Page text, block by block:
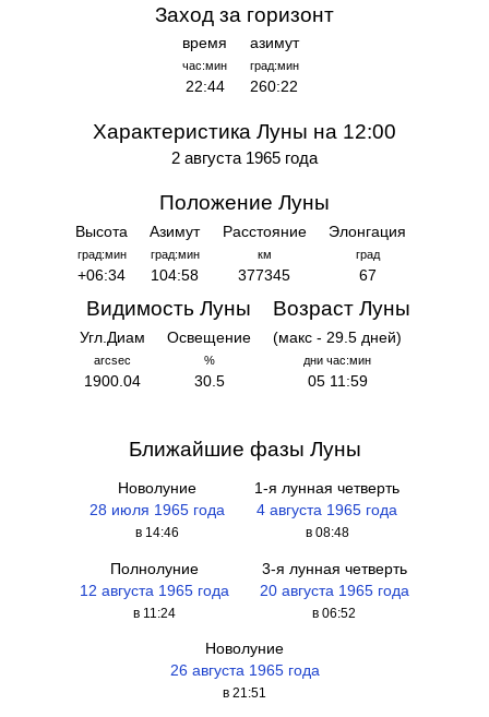
Заход за горизонт
время
час:мин
22:44
азимут
град:мин
260:22
Характеристика Луны на 12:00
2 августа 1965 года
Положение Луны
Высота
град:мин
+06:34
Азимут
град:мин
104:58
Расстояние
км
377345
Элонгация
град
67
Видимость Луны
Угл.Диам
arcsec
1900.04
Освещение
%
30.5
Возраст Луны
(макс - 29.5 дней)
дни час:мин
05 11:59
Ближайшие фазы Луны
Новолуние
28 июля 1965 года
в 14:46
1-я лунная четверть
4 августа 1965 года
в 08:48
Полнолуние
12 августа 1965 года
в 11:24
3-я лунная четверть
20 августа 1965 года
в 06:52
Новолуние
26 августа 1965 года
в 21:51